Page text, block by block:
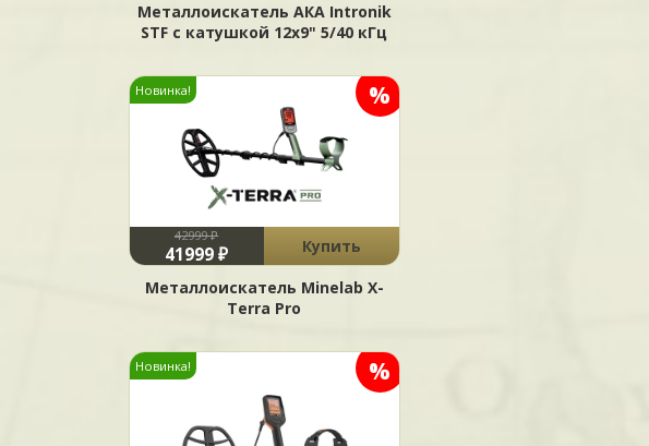
Металлоискатель АКА Intronik
STF c катушкой 12x9" 5/40 кГц
%
Новинка!
42999 ₽
41999 ₽
Купить
Металлоискатель Minelab X-
Terra Pro
%
Новинка!